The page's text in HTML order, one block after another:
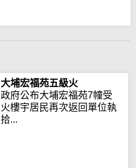
大埔宏福苑五級火
政府公布大埔宏福苑7幢受
火樓宇居民再次返回單位執
拾...